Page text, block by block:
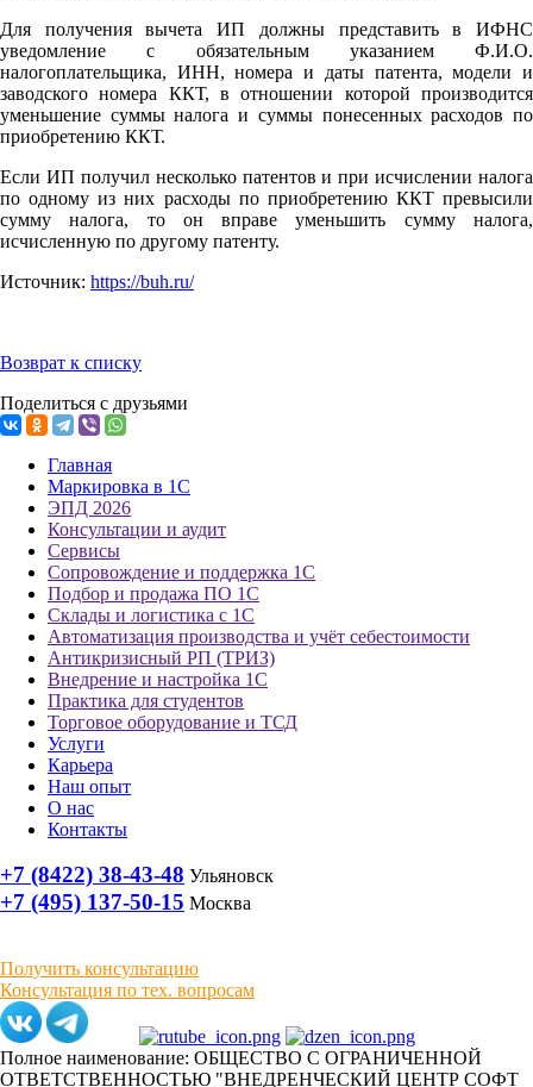
Для получения вычета ИП должны представить в ИФНС
уведомление с обязательным указанием Ф.И.О.
налогоплательщика, ИНН, номера и даты патента, модели и
заводского номера ККТ, в отношении которой производится
уменьшение суммы налога и суммы понесенных расходов по
приобретению ККТ.
Если ИП получил несколько патентов и при исчислении налога
по одному из них расходы по приобретению ККТ превысили
сумму налога, то он вправе уменьшить сумму налога,
исчисленную по другому патенту.
Источник: https://buh.ru/
Возврат к списку
Поделиться с друзьями
Главная
Маркировка в 1С
ЭПД 2026
Консультации и аудит
Сервисы
Сопровождение и поддержка 1С
Подбор и продажа ПО 1С
Склады и логистика с 1С
Автоматизация производства и учёт себестоимости
Антикризисный РП (ТРИЗ)
Внедрение и настройка 1С
Практика для студентов
Торговое оборудование и ТСД
Услуги
Карьера
Наш опыт
О нас
Контакты
+7 (8422) 38-43-48 Ульяновск
+7 (495) 137-50-15 Москва
Получить консультацию
Консультация по тех. вопросам
Полное наименование: ОБЩЕСТВО С ОГРАНИЧЕННОЙ
ОТВЕТСТВЕННОСТЬЮ "ВНЕДРЕНЧЕСКИЙ ЦЕНТР СОФТ